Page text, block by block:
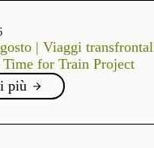
| Viaggi
Time for Train Project
più